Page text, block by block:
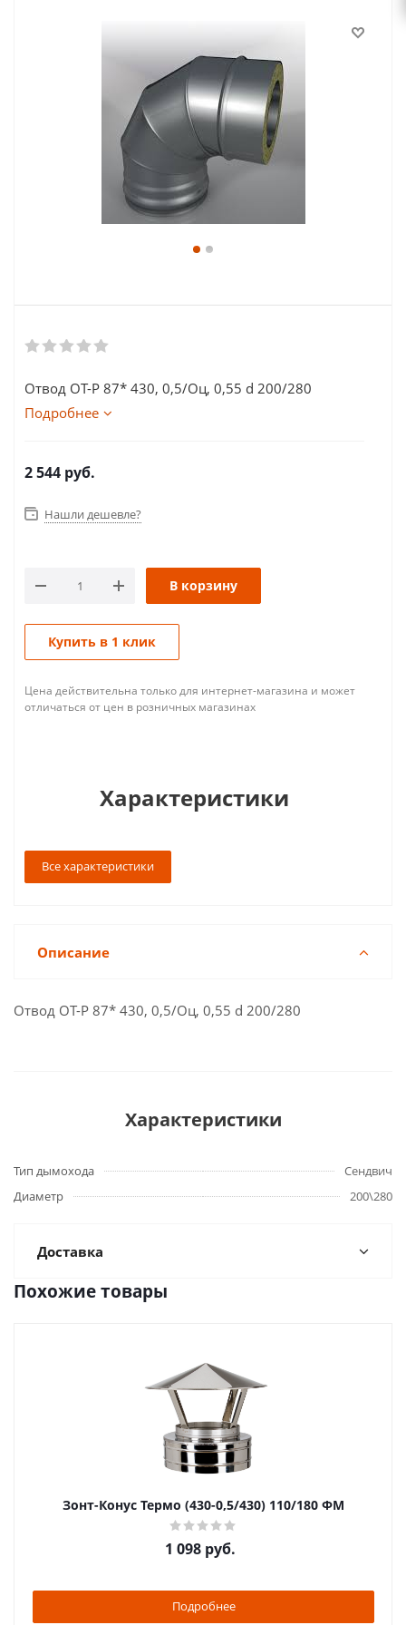
Отвод ОТ-Р 87* 430, 0,5/Оц, 0,55 d 200/280
Подробнее
2 544 руб.
Нашли дешевле?
В корзину
Купить в 1 клик
Цена действительна только для интернет-магазина и может
отличаться от цен в розничных магазинах
Характеристики
Все характеристики
Описание
Отвод ОТ-Р 87* 430, 0,5/Оц, 0,55 d 200/280
Характеристики
Тип дымохода
Сендвич
Диаметр
200\280
Доставка
Похожие товары
Зонт-Конус Термо (430-0,5/430) 110/180 ФМ
1 098 руб.
Подробнее